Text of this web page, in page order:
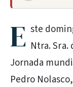
E ste
Ntra.
Jornada
Pedro